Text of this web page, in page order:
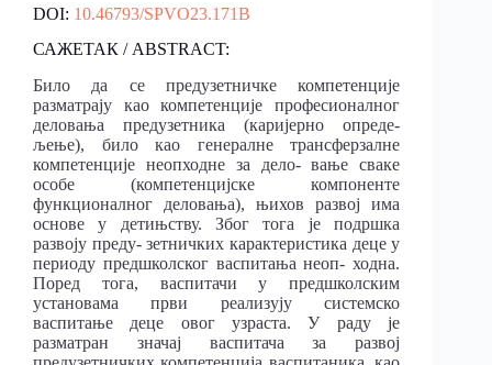
DOI: 10.46793/SPVO23.171B
САЖЕТАК / ABSTRACT:
Било да се предузетничке компетенције
разматрају као компетенције професионалног
деловања предузетника (каријерно опреде-
љење), било као генералне трансферзалне
компетенције неопходне за дело- вање сваке
особе (компетенцијске компоненте
функционалног деловања), њихов развој има
основе у детињству. Због тога је подршка
развоју преду- зетничких карактеристика деце у
периоду предшколског васпитања неоп- ходна.
Поред тога, васпитачи у предшколским
установама први реализују системско
васпитање деце овог узраста. У раду је
разматран значај васпитача за развој